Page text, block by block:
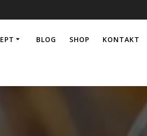
BLOG SHOP KONTAKT